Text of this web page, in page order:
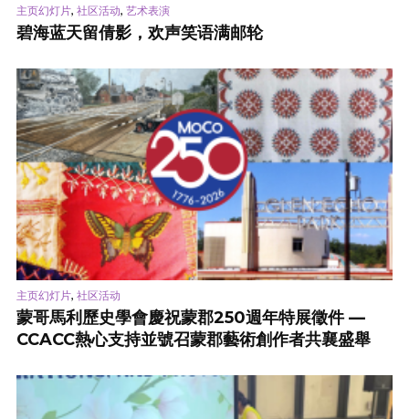
主页幻灯片, 社区活动, 艺术表演
碧海蓝天留倩影，欢声笑语满邮轮
主页幻灯片, 社区活动
蒙哥馬利歷史學會慶祝蒙郡250週年特展徵件 —
CCACC熱心支持並號召蒙郡藝術創作者共襄盛舉